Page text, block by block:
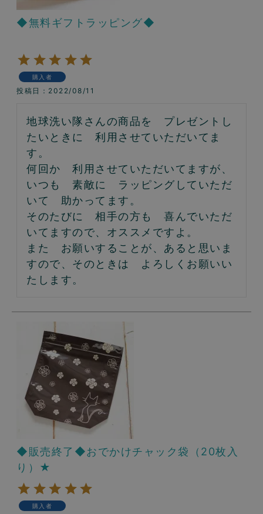
◆無料ギフトラッピング◆
購入者
投稿日 2022/08/11
地球洗い隊さんの商品を　プレゼントし
たいときに　利用させていただいてま
す。
何回か　利用させていただいてますが、
いつも　素敵に　ラッピングしていただ
いて　助かってます。
そのたびに　相手の方も　喜んでいただ
いてますので、オススメですよ。
また　お願いすることが、あると思いま
すので、そのときは　よろしくお願いい
◆販売終了◆おでかけチャック袋（20枚入
り）★
購入者